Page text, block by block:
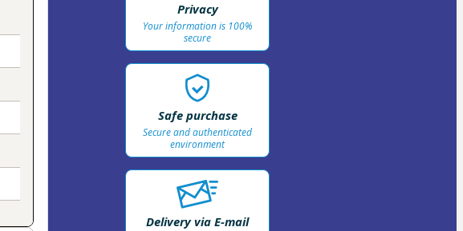
Privacy
Your information is 100%
secure
Safe purchase
Secure and authenticated
environment
Delivery via E-mail